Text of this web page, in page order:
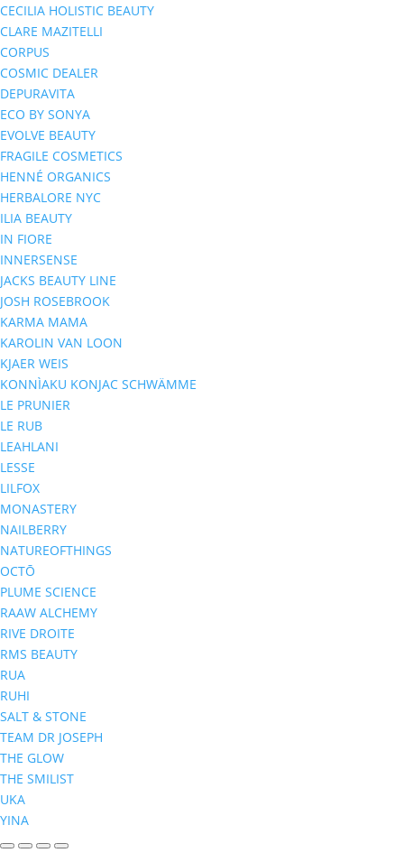
CECILIA HOLISTIC BEAUTY
CLARE MAZITELLI
CORPUS
COSMIC DEALER
DEPURAVITA
ECO BY SONYA
EVOLVE BEAUTY
FRAGILE COSMETICS
HENNÉ ORGANICS
HERBALORE NYC
ILIA BEAUTY
IN FIORE
INNERSENSE
JACKS BEAUTY LINE
JOSH ROSEBROOK
KARMA MAMA
KAROLIN VAN LOON
KJAER WEIS
KONNÌAKU KONJAC SCHWÄMME
LE PRUNIER
LE RUB
LEAHLANI
LESSE
LILFOX
MONASTERY
NAILBERRY
NATUREOFTHINGS
OCTŌ
PLUME SCIENCE
RAAW ALCHEMY
RIVE DROITE
RMS BEAUTY
RUA
RUHI
SALT & STONE
TEAM DR JOSEPH
THE GLOW
THE SMILIST
UKA
YINA